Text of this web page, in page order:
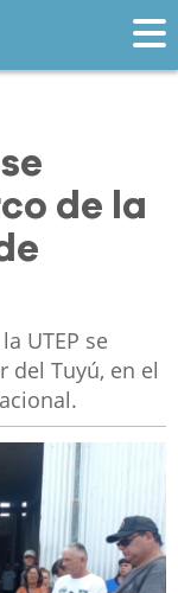
de la
UTEP se
del Tuyú, en el